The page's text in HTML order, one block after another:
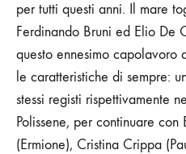
per tutti questi anni. Il mare
Ferdinando Bruni ed Elio De
questo ennesimo capolavoro
le caratteristiche di sempre:
stessi registi rispettivamente
Polissene, per continuare con
(Ermione), Cristina Crippa